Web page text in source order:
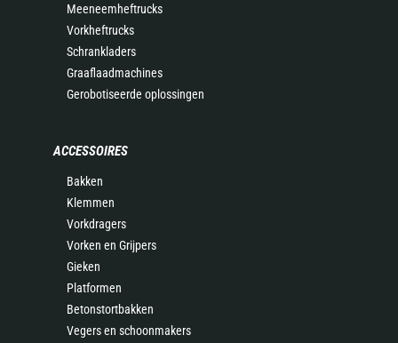
Meeneemheftrucks
Vorkheftrucks
Schrankladers
Graaflaadmachines
Gerobotiseerde oplossingen
ACCESSOIRES
Bakken
Klemmen
Vorkdragers
Vorken en Grijpers
Gieken
Platformen
Betonstortbakken
Vegers en schoonmakers